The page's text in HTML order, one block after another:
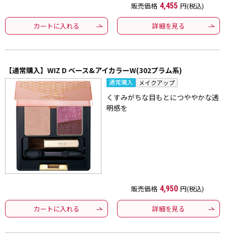
販売価格 4,455 円(税込)
カートに入れる 詳細を見る
【通常購入】WIZ D ベース&アイカラーW(302プラム系)
通常購入 メイクアップ
くすみがちな目もとにつややかな透
明感を
販売価格 4,950 円(税込)
カートに入れる 詳細を見る